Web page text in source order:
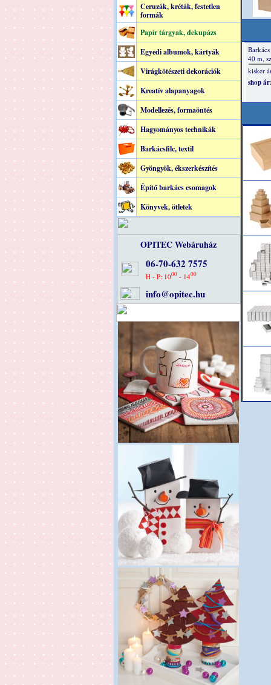
Ceruzák, kréták, festetlen
formák
Papír tárgyak, dekupázs
Egyedi albumok, kártyák
Virágkötészeti dekorációk
Kreatív alapanyagok
Modellezés, formaöntés
Hagyományos technikák
Barkácsfilc, textil
Gyöngyök, ékszerkészítés
Építő barkács csomagok
Könyvek, ötletek
OPITEC Webáruház
06-70-632 7575
H - P: 1000- 1400
info@opitec.hu